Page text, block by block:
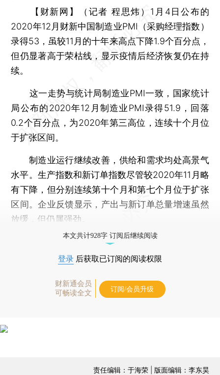
【财新网】（记者 程思炜） 1月4日公布的
2020年12月财新中国制造业PMI（采购经理指数）
录得53，虽较11月的十年来高点下降1.9个百分点，
但仍显著高于荣枯线，显示疫情后经济恢复仍在持
续。
这一走势与统计局制造业PMI一致，国家统计
局公布的2020年12月制造业PMI录得51.9，回落
0.2个百分点，为2020年第三高位，连续十个月位
于扩张区间。
制造业运行继续改善，供给和需求均处高景气
水平。生产指数和新订单指数尽管较2020年11月略
有下降，但分别连续第十个月和第七个月位于扩张
区间。企业反馈显示，产出与新订单总量增速虽然
放缓，但仍属强劲。
本文共计928字 订阅后继续阅读
登录 后获取已订阅的阅读权限
财新通会员
可畅读全文
订阅/会员升级
责任编辑：于海荣 | 版面编辑：李东昊